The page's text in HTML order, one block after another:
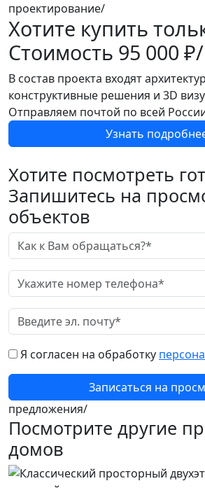
проектирование/
Хотите купить
Стоимость 95 000 ₽/
В состав проекта входят
конструктивные решения и 3D
Отправляем почтой по всей
Узнать
Хотите посмотреть
Запишитесь на
объектов
Я согласен на обработку
Записаться на
предложения/
Посмотрите другие
домов